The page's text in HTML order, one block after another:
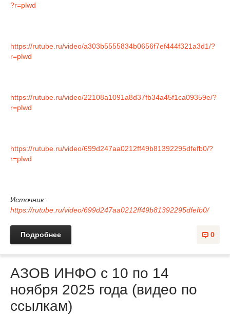
?r=plwd
https://rutube.ru/video/a303b5555834b0656f7ef444f321a3d1/?
r=plwd
https://rutube.ru/video/22108a1091a8d37fb34a45f1ca09359e/?
r=plwd
https://rutube.ru/video/699d247aa0212ff49b81392295dfefb0/?
r=plwd
Источник:
https://rutube.ru/video/699d247aa0212ff49b81392295dfefb0/
0
Подробнее
АЗОВ ИНФО с 10 по 14
ноября 2025 года (видео по
ссылкам)